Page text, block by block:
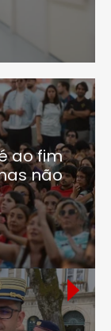
ao fim
não